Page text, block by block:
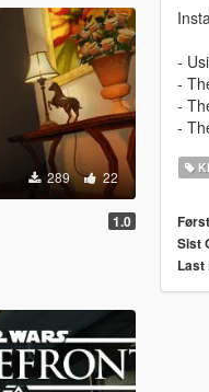
289 22
1.0
-
-
-
-
Sist
Last